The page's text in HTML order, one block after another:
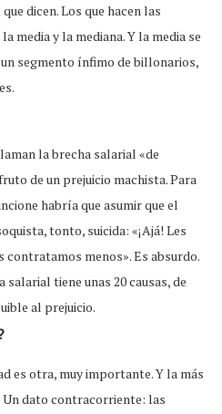
dicen. Los que hacen las
media y la mediana. Y la media se
segmento ínfimo de billonarios,
la brecha salarial «de
de un prejuicio machista. Para
habría que asumir que el
tonto, suicida: «¡Ajá! Les
contratamos menos». Es absurdo.
tiene unas 20 causas, de
al prejuicio.
es otra, muy importante. Y la más
dato contracorriente: las